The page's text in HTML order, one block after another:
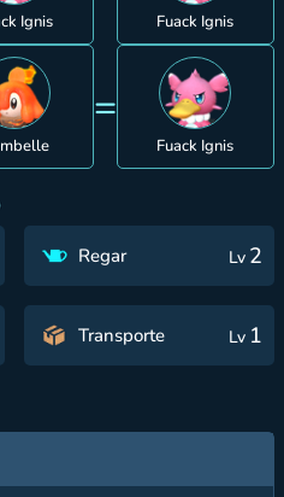
Ignis Fuack Ignis
=
Fuack Ignis
Regar Lv 2
Transporte Lv 1